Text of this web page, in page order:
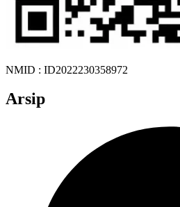
NMID : ID2022230358972
Arsip